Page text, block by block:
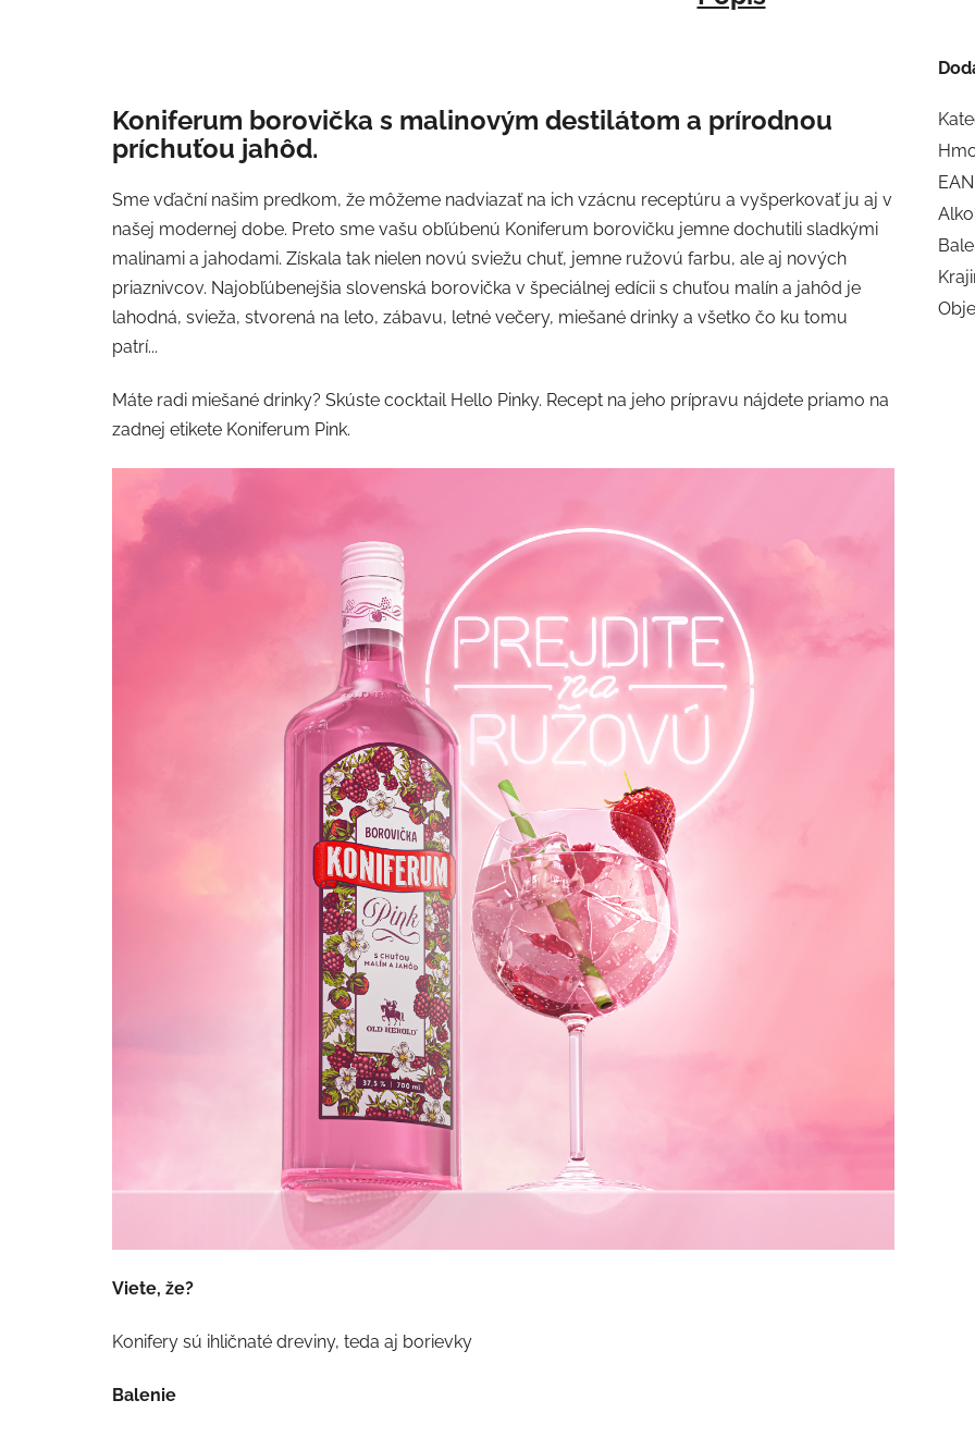
Koniferum borovička s malinovým destilátom a prírodnou
príchuťou jahôd.
Sme vďační našim predkom, že môžeme nadviazať na ich vzácnu receptúru a vyšperkovať ju aj v
našej modernej dobe. Preto sme vašu obľúbenú Koniferum borovičku jemne dochutili sladkými
malinami a jahodami. Získala tak nielen novú sviežu chuť, jemne ružovú farbu, ale aj nových
priaznivcov. Najobľúbenejšia slovenská borovička v špeciálnej edícii s chuťou malín a jahôd je
lahodná, svieža, stvorená na leto, zábavu, letné večery, miešané drinky a všetko čo ku tomu
patrí...
Máte radi miešané drinky? Skúste cocktail Hello Pinky. Recept na jeho prípravu nájdete priamo na
zadnej etikete Koniferum Pink.
Viete, že?
Konifery sú ihličnaté dreviny, teda aj borievky
Balenie
EAN